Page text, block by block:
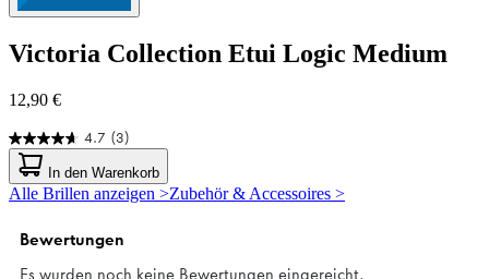
Victoria Collection Etui Logic Medium
12,90 €
4.7 (3)
4.7
von
5
Sternen.
Bewertungen
In den Warenkorb
Alle Brillen anzeigen >Zubehör & Accessoires >